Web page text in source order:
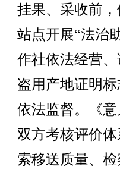
挂果、采收前
站点开展“法治
作社依法经营
盗用产地证明
依法监督。《
双方考核评价
索移送质量、